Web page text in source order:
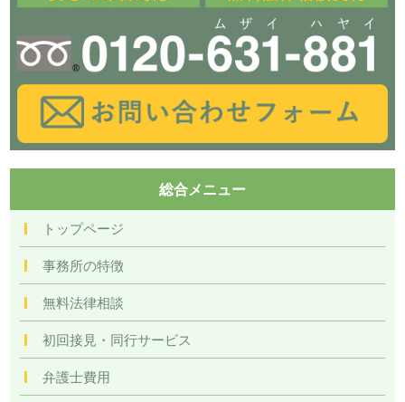
総合メニュー
トップページ
事務所の特徴
無料法律相談
初回接見・同行サービス
弁護士費用